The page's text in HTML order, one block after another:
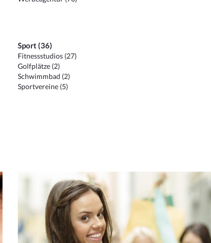
Sport (36)
Fitnessstudios (27)
Golfplätze (2)
Schwimmbad (2)
Sportvereine (5)